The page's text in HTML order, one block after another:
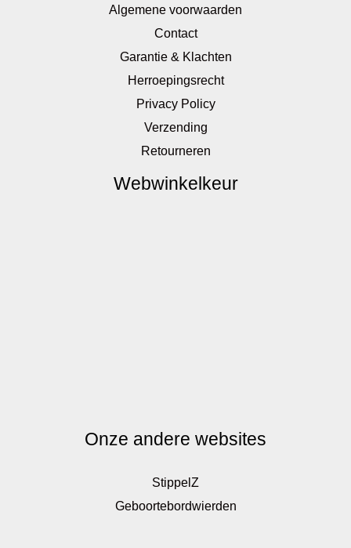
Algemene voorwaarden
Contact
Garantie & Klachten
Herroepingsrecht
Privacy Policy
Verzending
Retourneren
Webwinkelkeur
Onze andere websites
StippelZ
Geboortebordwierden